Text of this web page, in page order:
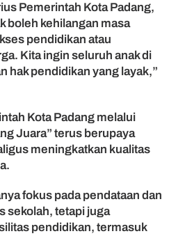
Pemerintah Kota Padang,
boleh kehilangan masa
pendidikan atau
Kita ingin seluruh anak di
hak pendidikan yang layak,”
Kota Padang melalui
Juara” terus berupaya
meningkatkan kualitas
fokus pada pendataan dan
sekolah, tetapi juga
pendidikan, termasuk